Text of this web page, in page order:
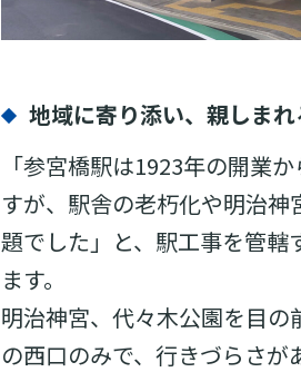
地域に寄り添い、親しま
「参宮橋駅は1923年の開業
すが、駅舎の老朽化や明治
題でした」と、駅工事を管轄
ます。
明治神宮、代々木公園を目
の西口のみで、行きづらさが